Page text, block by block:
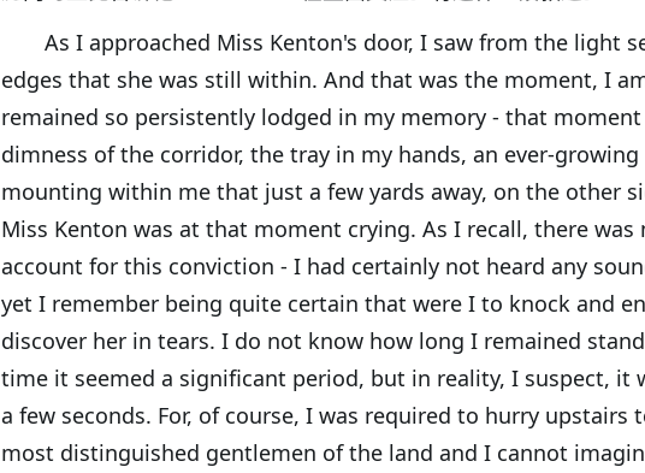
As I approached Miss Kenton's door, I saw from the light
edges that she was still within. And that was the moment, I
remained so persistently lodged in my memory - that
dimness of the corridor, the tray in my hands, an ever-
mounting within me that just a few yards away, on the other
Miss Kenton was at that moment crying. As I recall, there was
account for this conviction - I had certainly not heard any
yet I remember being quite certain that were I to knock and
discover her in tears. I do not know how long I remained
time it seemed a significant period, but in reality, I suspect, it
a few seconds. For, of course, I was required to hurry upstairs
most distinguished gentlemen of the land and I cannot